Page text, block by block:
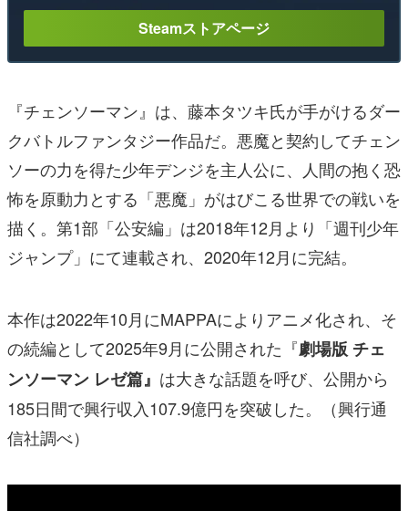
Steamストアページ
『チェンソーマン』は、藤本タツキ氏が手がけるダー
クバトルファンタジー作品だ。悪魔と契約してチェン
ソーの力を得た少年デンジを主人公に、人間の抱く恐
怖を原動力とする「悪魔」がはびこる世界での戦いを
描く。第1部「公安編」は2018年12月より「週刊少年
ジャンプ」にて連載され、2020年12月に完結。
本作は2022年10月にMAPPAによりアニメ化され、そ
の続編として2025年9月に公開された『劇場版 チェ
ンソーマン レゼ篇』 は大きな話題を呼び、公開から
185日間で興行収入107.9億円を突破した。（興行通
信社調べ）